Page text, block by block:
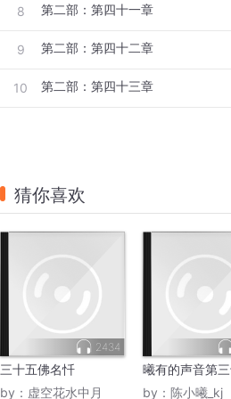
8 第二部：第四十一章
9 第二部：第四十二章
10 第二部：第四十三章
猜你喜欢
2434
三十五佛名忏
by： 虚空花水中月
曦有的声音第
by： 陈小曦_kj